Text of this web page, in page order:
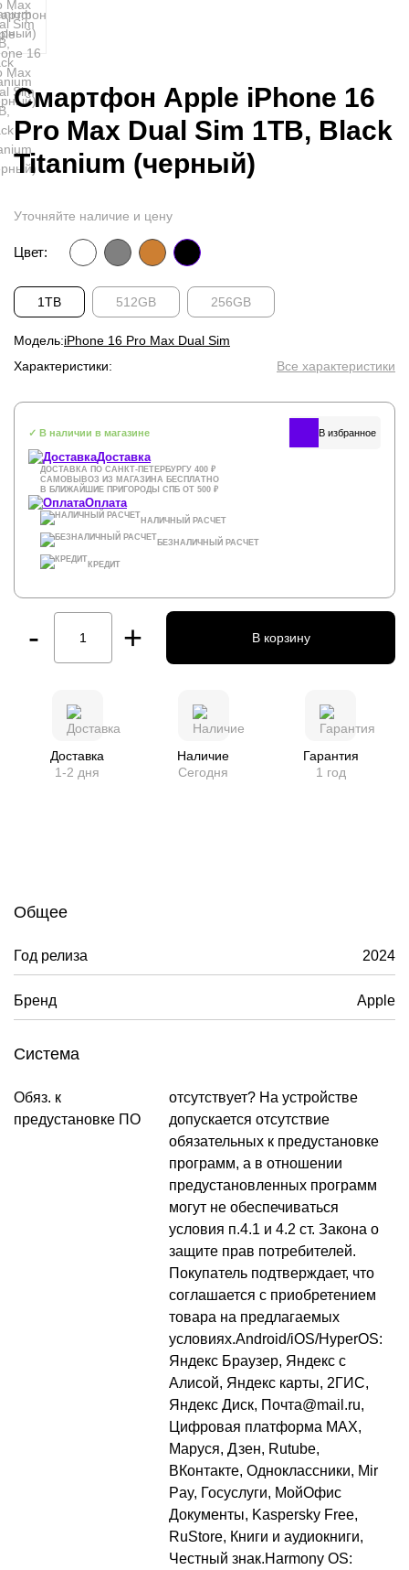
Смартфон Apple iPhone 16
Pro Max Dual Sim 1TB, Black
Titanium (черный)
Уточняйте наличие и цену
Цвет:
1TB 512GB 256GB
Модель:iPhone 16 Pro Max Dual Sim
Характеристики:
Все характеристики
✓ В наличии в магазине
Доставка
ДОСТАВКА ПО САНКТ-ПЕТЕРБУРГУ 400 ₽
САМОВЫВОЗ ИЗ МАГАЗИНА БЕСПЛАТНО
В БЛИЖАЙШИЕ ПРИГОРОДЫ СПБ ОТ 500 ₽
Оплата
НАЛИЧНЫЙ РАСЧЕТ
БЕЗНАЛИЧНЫЙ РАСЧЕТ
КРЕДИТ
- + В корзину
Доставка
1-2 дня
Наличие
Сегодня
Гарантия
1 год
Общее
Год релиза 2024
Бренд Apple
Система
Обяз. к
предустановке ПО
отсутствует? На устройстве
допускается отсутствие
обязательных к предустановке
программ, а в отношении
предустановленных программ
могут не обеспечиваться
условия п.4.1 и 4.2 ст. Закона о
защите прав потребителей.
Покупатель подтверждает, что
соглашается с приобретением
товара на предлагаемых
условиях.Android/iOS/HyperOS:
Яндекс Браузер, Яндекс с
Алисой, Яндекс карты, 2ГИС,
Яндекс Диск, Почта@mail.ru,
Цифровая платформа MAX,
Маруся, Дзен, Rutube,
ВКонтакте, Одноклассники, Mir
Pay, Госуслуги, МойОфис
Документы, Kaspersky Free,
RuStore, Книги и аудиокниги,
Честный знак.Harmony OS: